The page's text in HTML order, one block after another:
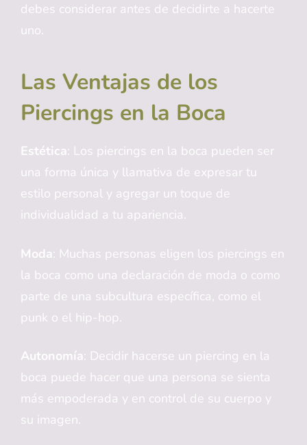
debes considerar antes de decidirte a hacerte
uno.
Las Ventajas de los
Piercings en la Boca
Estética: Los piercings en la boca pueden ser
una forma única y llamativa de expresar tu
estilo personal y agregar un toque de
individualidad a tu apariencia.
Moda: Muchas personas eligen los piercings en
la boca como una declaración de moda o como
parte de una subcultura específica, como el
punk o el hip-hop.
Autonomía: Decidir hacerse un piercing en la
boca puede hacer que una persona se sienta
más empoderada y en control de su cuerpo y
su imagen.